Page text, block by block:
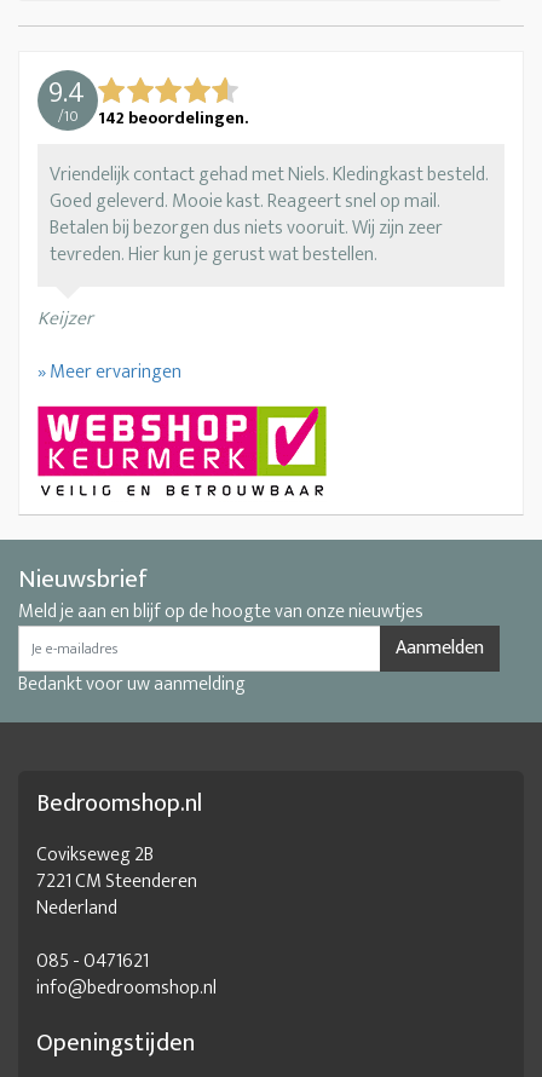
9.4
/10 142 beoordelingen.
Vriendelijk contact gehad met Niels. Kledingkast besteld.
Goed geleverd. Mooie kast. Reageert snel op mail.
Betalen bij bezorgen dus niets vooruit. Wij zijn zeer
tevreden. Hier kun je gerust wat bestellen.
Keijzer
» Meer ervaringen
Nieuwsbrief
Meld je aan en blijf op de hoogte van onze nieuwtjes
Aanmelden
Bedankt voor uw aanmelding
Bedroomshop.nl
Covikseweg 2B
7221 CM Steenderen
Nederland
085 - 0471621
info@bedroomshop.nl
Openingstijden